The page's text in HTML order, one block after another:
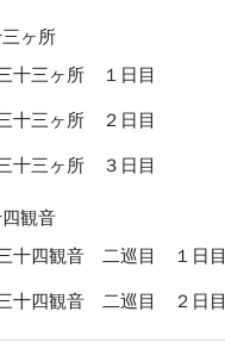
ヶ所
十三ヶ所 １日目
十三ヶ所 ２日目
十三ヶ所 ３日目
観音
十四観音 二巡目 １日目
十四観音 二巡目 ２日目